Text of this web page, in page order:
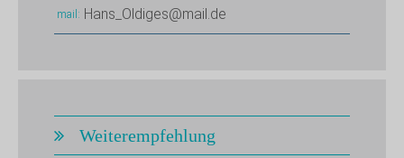
mail Hans_Oldiges@mail.de
Weiterempfehlung